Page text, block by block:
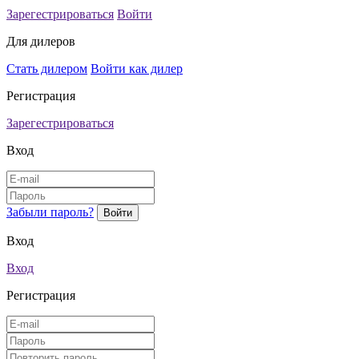
Зарегестрироваться Войти
Для дилеров
Стать дилером Войти как дилер
Регистрация
Зарегестрироваться
Вход
Забыли пароль?
Вход
Вход
Регистрация